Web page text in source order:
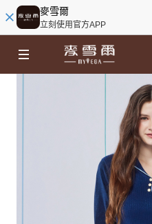
麥雪爾
立刻使用官方APP